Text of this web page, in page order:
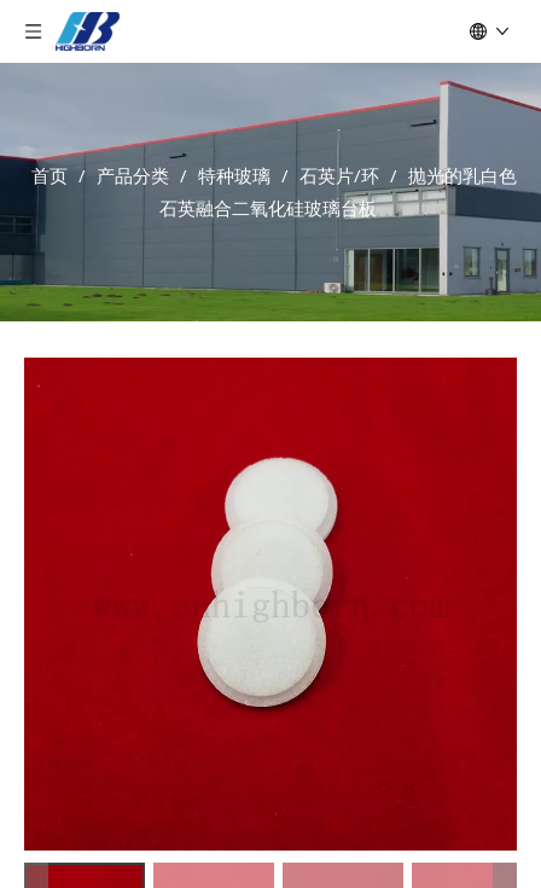
首页 / 产品分类 / 特种玻璃 / 石英片/环 / 抛光的乳白色
石英融合二氧化硅玻璃台板